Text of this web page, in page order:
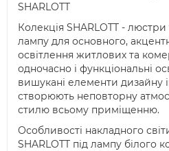
SHARLOTT
Колекція SHARLOTT - люстри
лампу для основного,
освітлення житлових та
одночасно і функціональні
вишукані елементи дизайну
створюють неповторну
стилю всьому приміщенню.
Особливості накладного
SHARLOTT під лампу білого